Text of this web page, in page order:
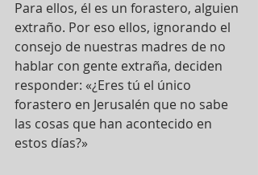
Para ellos, él es un forastero, alguien
extraño. Por eso ellos, ignorando el
consejo de nuestras madres de no
hablar con gente extraña, deciden
responder: «¿Eres tú el único
forastero en Jerusalén que no sabe
las cosas que han acontecido en
estos días?»